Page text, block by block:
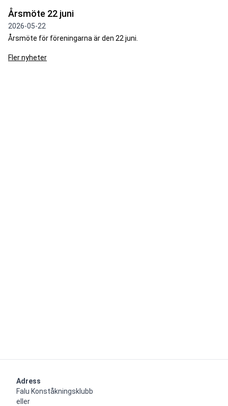
Årsmöte 22 juni
2026-05-22
Årsmöte för föreningarna är den 22 juni.
Fler nyheter
Adress
Falu Konståkningsklubb
eller